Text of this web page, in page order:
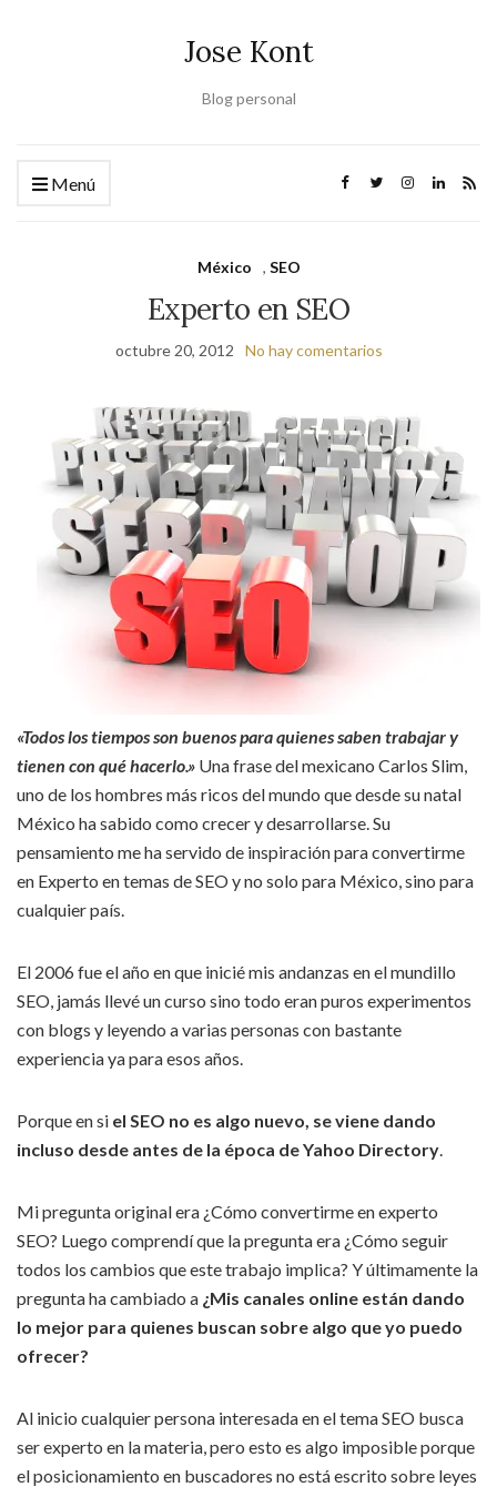
Jose Kont
Blog personal
Menú
México , SEO
Experto en SEO
octubre 20, 2012 No hay comentarios
«Todos los tiempos son buenos para quienes saben trabajar y
tienen con qué hacerlo.» Una frase del mexicano Carlos Slim,
uno de los hombres más ricos del mundo que desde su natal
México ha sabido como crecer y desarrollarse. Su
pensamiento me ha servido de inspiración para convertirme
en Experto en temas de SEO y no solo para México, sino para
cualquier país.
El 2006 fue el año en que inicié mis andanzas en el mundillo
SEO, jamás llevé un curso sino todo eran puros experimentos
con blogs y leyendo a varias personas con bastante
experiencia ya para esos años.
Porque en si el SEO no es algo nuevo, se viene dando
incluso desde antes de la época de Yahoo Directory.
Mi pregunta original era ¿Cómo convertirme en experto
SEO? Luego comprendí que la pregunta era ¿Cómo seguir
todos los cambios que este trabajo implica? Y últimamente la
pregunta ha cambiado a ¿Mis canales online están dando
lo mejor para quienes buscan sobre algo que yo puedo
ofrecer?
Al inicio cualquier persona interesada en el tema SEO busca
ser experto en la materia, pero esto es algo imposible porque
el posicionamiento en buscadores no está escrito sobre leyes